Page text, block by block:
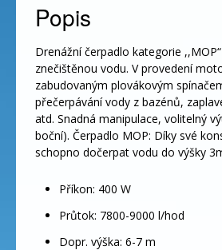
Popis
Drenážní čerpadlo kategorie
znečištěnou vodu. V provedení
zabudovaným plovákovým
přečerpávání vody z bazénů,
atd. Snadná manipulace, volitelný
boční). Čerpadlo MOP: Díky své
schopno dočerpat vodu do výšky
Příkon: 400 W
Průtok: 7800-9000 l/hod
Dopr. výška: 6-7 m